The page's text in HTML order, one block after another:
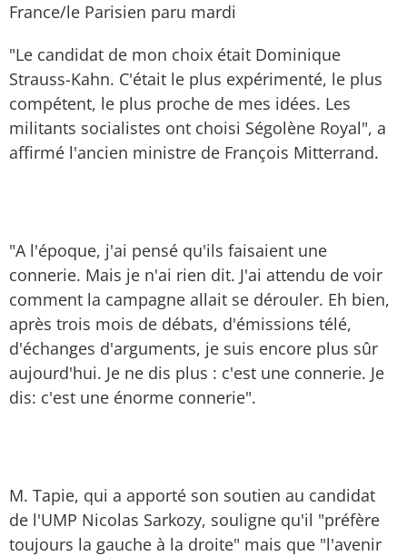
France/le Parisien paru mardi
"Le candidat de mon choix était Dominique
Strauss-Kahn. C'était le plus expérimenté, le plus
compétent, le plus proche de mes idées. Les
militants socialistes ont choisi Ségolène Royal", a
affirmé l'ancien ministre de François Mitterrand.
"A l'époque, j'ai pensé qu'ils faisaient une
connerie. Mais je n'ai rien dit. J'ai attendu de voir
comment la campagne allait se dérouler. Eh bien,
après trois mois de débats, d'émissions télé,
d'échanges d'arguments, je suis encore plus sûr
aujourd'hui. Je ne dis plus : c'est une connerie. Je
dis: c'est une énorme connerie".
M. Tapie, qui a apporté son soutien au candidat
de l'UMP Nicolas Sarkozy, souligne qu'il "préfère
toujours la gauche à la droite" mais que "l'avenir